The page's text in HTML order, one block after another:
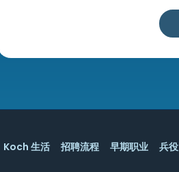
Koch 生活 招聘流程 早期职业 兵役